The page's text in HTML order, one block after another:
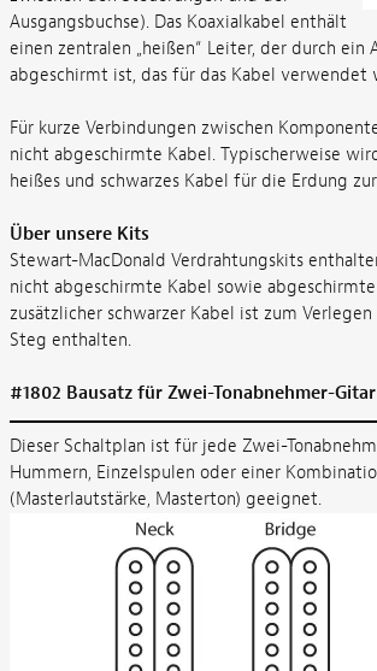
Ausgangsbuchse). Das Koaxialkabel enthält
einen zentralen „heißen“ Leiter, der durch ein
abgeschirmt ist, das für das Kabel verwendet
Für kurze Verbindungen zwischen
nicht abgeschirmte Kabel. Typischerweise
heißes und schwarzes Kabel für die Erdung
Über unsere Kits
Stewart-MacDonald Verdrahtungskits
nicht abgeschirmte Kabel sowie
zusätzlicher schwarzer Kabel ist zum
Steg enthalten.
#1802 Bausatz für Zwei-Tonabnehmer-
Dieser Schaltplan ist für jede Zwei-
Hummern, Einzelspulen oder einer
(Masterlautstärke, Masterton) geeignet.